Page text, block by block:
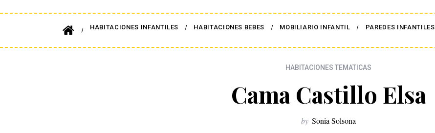
HABITACIONES INFANTILES HABITACIONES BEBES MOBILIARIO INFANTIL PAREDES INFANTILES
HABITACIONES TEMATICAS
Cama Castillo Elsa
by Sonia Solsona